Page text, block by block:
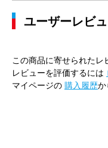
ユーザーレビ
この商品に寄せられたレ
レビューを評価するには
マイページの 購入履歴か